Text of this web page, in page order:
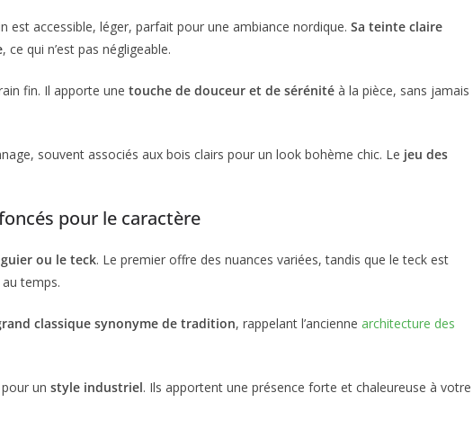
est accessible, léger, parfait pour une ambiance nordique. Sa teinte claire
, ce qui n’est pas négligeable.
fin. Il apporte une touche de douceur et de sérénité à la pièce, sans jamais
souvent associés aux bois clairs pour un look bohème chic. Le jeu des
pour le caractère
ou le teck. Le premier offre des nuances variées, tandis que le teck est
temps.
classique synonyme de tradition, rappelant l’ancienne architecture des
un style industriel. Ils apportent une présence forte et chaleureuse à votre